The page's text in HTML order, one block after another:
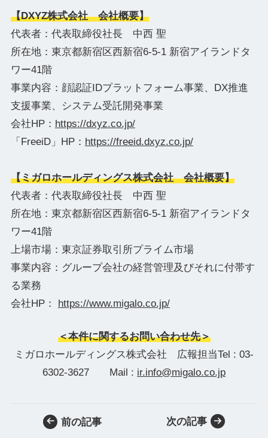
【DXYZ株式会社 会社概要】
代表者：代表取締役社長 中西 聖
所在地：東京都新宿区西新宿6-5-1 新宿アイランドタ
ワー41階
事業内容：顔認証IDプラットフォーム事業、DX推進
支援事業、システム受託開発事業
会社HP： https://dxyz.co.jp/
「FreeiD」HP： https://freeid.dxyz.co.jp/
【ミガロホールディングス株式会社 会社概要】
代表者：代表取締役社長 中西 聖
所在地：東京都新宿区西新宿6-5-1 新宿アイランドタ
ワー41階
上場市場：東京証券取引所プライム市場
事業内容：グループ会社の経営管理及びそれに付帯す
る業務
会社HP：
https://www.migalo.co.jp/
＜本件に関するお問い合わせ先＞
ミガロホールディングス株式会社 広報担当Tel : 03-
6302-3627 Mail : ir.info@migalo.co.jp
前の記事 次の記事